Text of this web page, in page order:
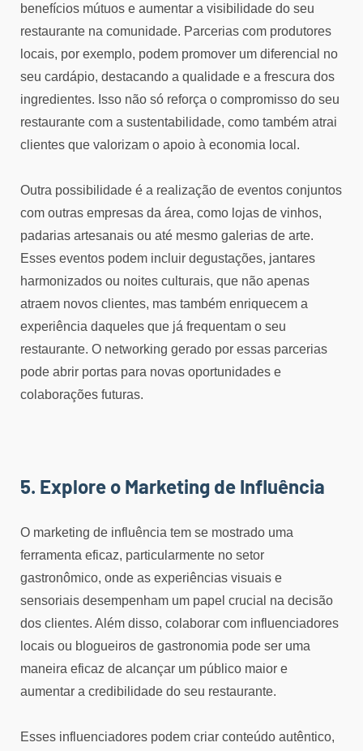
benefícios mútuos e aumentar a visibilidade do seu
restaurante na comunidade. Parcerias com produtores
locais, por exemplo, podem promover um diferencial no
seu cardápio, destacando a qualidade e a frescura dos
ingredientes. Isso não só reforça o compromisso do seu
restaurante com a sustentabilidade, como também atrai
clientes que valorizam o apoio à economia local.
Outra possibilidade é a realização de eventos conjuntos
com outras empresas da área, como lojas de vinhos,
padarias artesanais ou até mesmo galerias de arte.
Esses eventos podem incluir degustações, jantares
harmonizados ou noites culturais, que não apenas
atraem novos clientes, mas também enriquecem a
experiência daqueles que já frequentam o seu
restaurante. O networking gerado por essas parcerias
pode abrir portas para novas oportunidades e
colaborações futuras.
5. Explore o Marketing de Influência
O marketing de influência tem se mostrado uma
ferramenta eficaz, particularmente no setor
gastronômico, onde as experiências visuais e
sensoriais desempenham um papel crucial na decisão
dos clientes. Além disso, colaborar com influenciadores
locais ou blogueiros de gastronomia pode ser uma
maneira eficaz de alcançar um público maior e
aumentar a credibilidade do seu restaurante.
Esses influenciadores podem criar conteúdo autêntico,